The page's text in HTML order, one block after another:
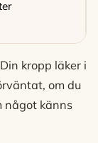
kropp läker i
om du
något känns